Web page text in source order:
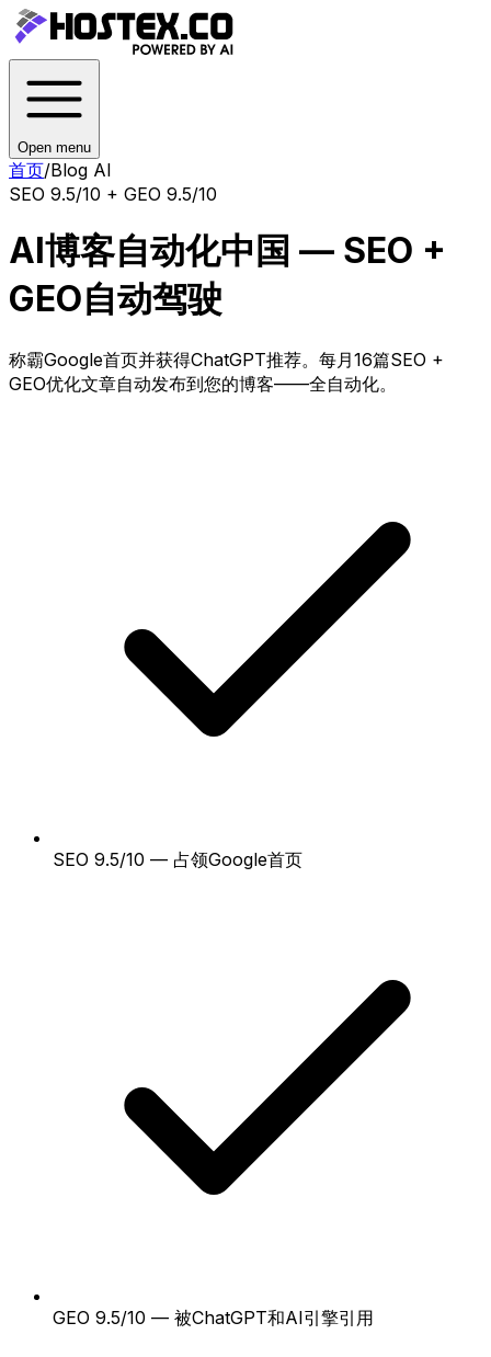
Open menu
首页/Blog AI
SEO 9.5/10 + GEO 9.5/10
AI博客自动化中国 — SEO +
GEO自动驾驶
称霸Google首页并获得ChatGPT推荐。每月16篇SEO +
GEO优化文章自动发布到您的博客——全自动化。
SEO 9.5/10 — 占领Google首页
GEO 9.5/10 — 被ChatGPT和AI引擎引用